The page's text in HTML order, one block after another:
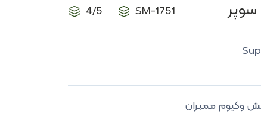
SM-1751
4/5
وکیوم ممبران